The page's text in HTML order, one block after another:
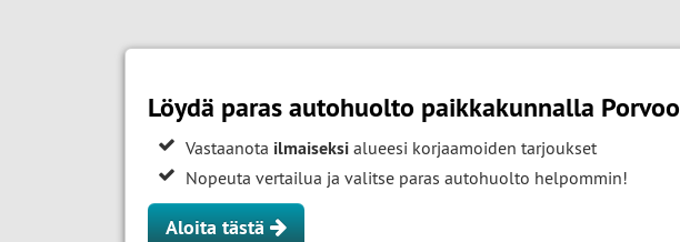
Löydä paras autohuolto paikkakunnalla Porvoo
Vastaanota ilmaiseksi alueesi korjaamoiden tarjoukset
Nopeuta vertailua ja valitse paras autohuolto helpommin!
Aloita tästä